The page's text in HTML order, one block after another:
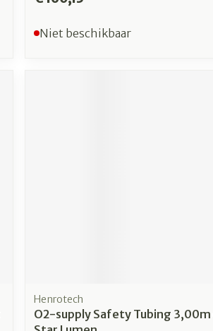
Niet beschikbaar
Henrotech
O2-supply Safety Tubing 3,00m